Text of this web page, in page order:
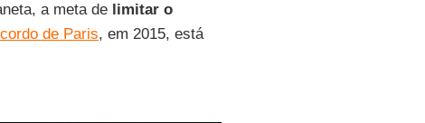
a meta de limitar o
de Paris, em 2015, está